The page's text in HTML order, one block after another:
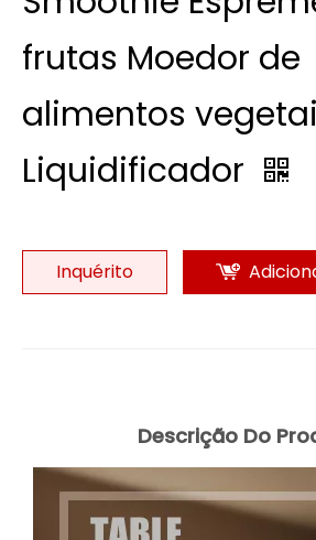
frutas Moedor de
alimentos
Liquidificador
Inquérito
Descrição Do